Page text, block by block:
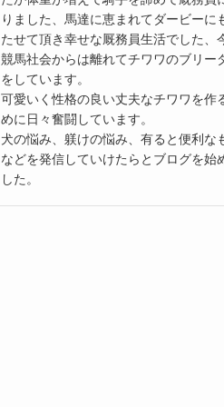
りました、馬達に恵まれてダービーに
たせて頂き幸せな厩務員生活でした、
競馬社会からは離れてチワワのブリー
をしています。
可愛いく性格の良い丈夫なチワワを作
めに日々奮闘しています。
犬の悩み、躾けの悩み、有ると便利な
などを発信していけたらとブログを始
した。